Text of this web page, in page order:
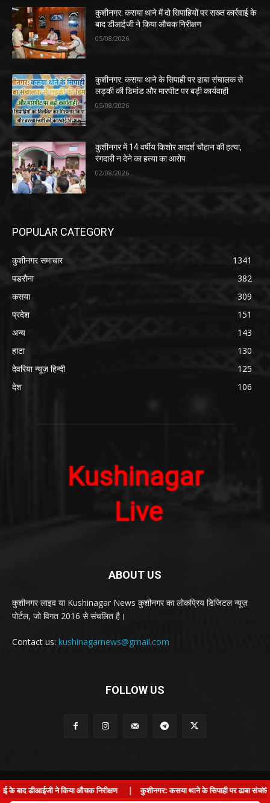
कुशीनगर: कसया थाने में दो सिपाहियों पर सख्त कार्रवाई के
बाद डीआईजी ने किया औचक निरीक्षण
05/08/2026
कुशीनगर: कसया थाने के सिपाही पर ढाबा संचालक से
लड़की की डिमांड और मारपीट पर बड़ी कार्यवाही
05/08/2026
कुशीनगर में 14 वर्षीय किशोर आदर्श चौहान की हत्या,
रंगदारी न देने का हत्या का आरोप
02/08/2026
POPULAR CATEGORY
कुशीनगर समाचार
1341
पडरौना
382
कसया
309
प्रदेश
151
अन्य
143
हाटा
130
देवरिया न्यूज़ हिन्दी
125
देश
106
ABOUT US
कुशीनगर लाइव या Kushinagar News कुशीनगर का लोकप्रिय डिजिटल न्यूज़
पोर्टल, जो विगत 2016 से संचलित है।
Contact us: kushinagarnews@gmail.com
FOLLOW US
© Kushinagar Live - 2022 ×
बाद डीआईजी ने किया औचक निरीक्षण कुशीनगर: कसया थाने के सिपाही पर ढाबा संचालक